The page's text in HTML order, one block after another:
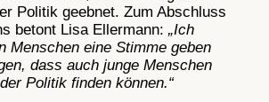
Politik geebnet. Zum Abschluss
betont Lisa Ellermann: „Ich
Menschen eine Stimme geben
dass auch junge Menschen
Politik finden können.“